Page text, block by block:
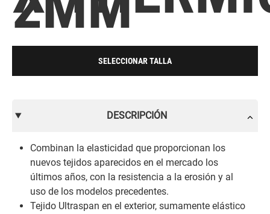
SELECCIONAR TALLA
DESCRIPCIÓN
Combinan la elasticidad que proporcionan los
nuevos tejidos aparecidos en el mercado los
últimos años, con la resistencia a la erosión y al
uso de los modelos precedentes.
Tejido Ultraspan en el exterior, sumamente elástico